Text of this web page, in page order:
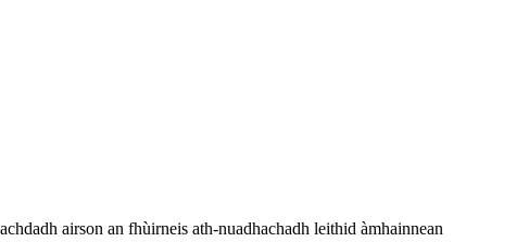
airson an fhùirneis ath-nuadhachadh leithid àmhainnean